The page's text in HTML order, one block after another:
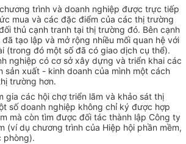
trình và doanh nghiệp được trực tiếp
mua và các đặc điểm của các thị trường
thủ cạnh tranh tại thị trường đó. Bên cạnh
tạo lập và mở rộng nhiều mối quan hệ với
(trong đó một số đã có giao dịch cụ thể).
nghiệp có cơ sở xây dựng và triển khai các
sản xuất - kinh doanh của mình một cách
trường hơn.
gia các hội chợ triển lãm và khảo sát thị
số doanh nghiệp không chỉ ký được hợp
mà còn tìm được đối tác thành lập Công ty
(ví dụ chương trình của Hiệp hội phần mềm,
phòng).